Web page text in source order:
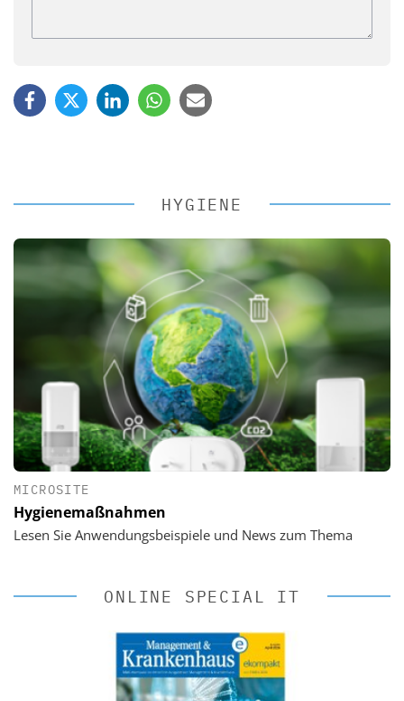
HYGIENE
MICROSITE
Hygienemaßnahmen
Lesen Sie Anwendungsbeispiele und News zum Thema
ONLINE SPECIAL IT